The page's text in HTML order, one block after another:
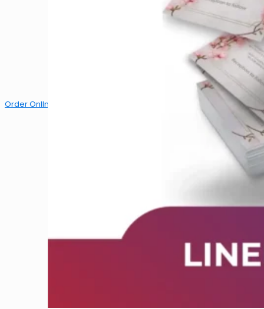
Survey Kepuasan Pelanggan
Order OnlIne